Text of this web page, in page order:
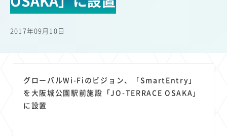
ニュースアプリ クラウドストレージ
電子マネー 6 ワイモバイル
オフィスビル マイナポイント 海外料金 学割
Anthropic 2 Perplexity 2 YouTube 2 iPad 2 リスク 2 X 2
Genspark
2017年09月10日
グローバルWi-Fiのビジョン、「SmartEntry」
を大阪城公園駅前施設「JO-TERRACE OSAKA」
に設置